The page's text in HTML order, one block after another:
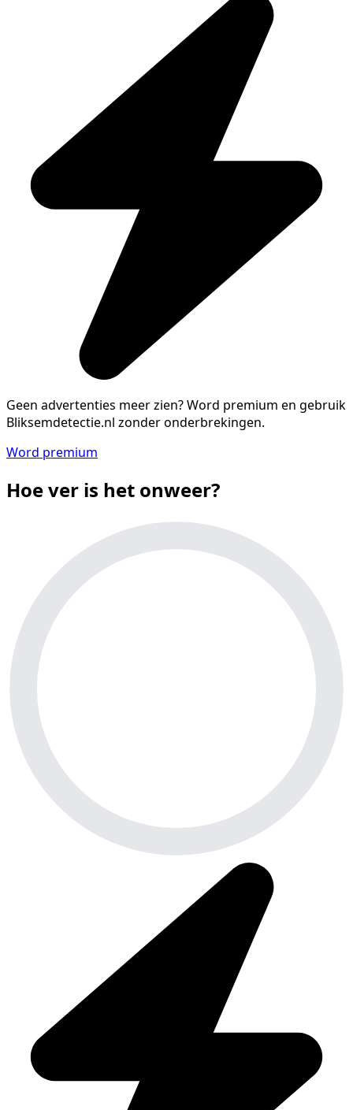
Geen advertenties meer zien?Word premium en gebruik
Bliksemdetectie.nl zonder onderbrekingen.
Word premium
Hoe ver is het onweer?